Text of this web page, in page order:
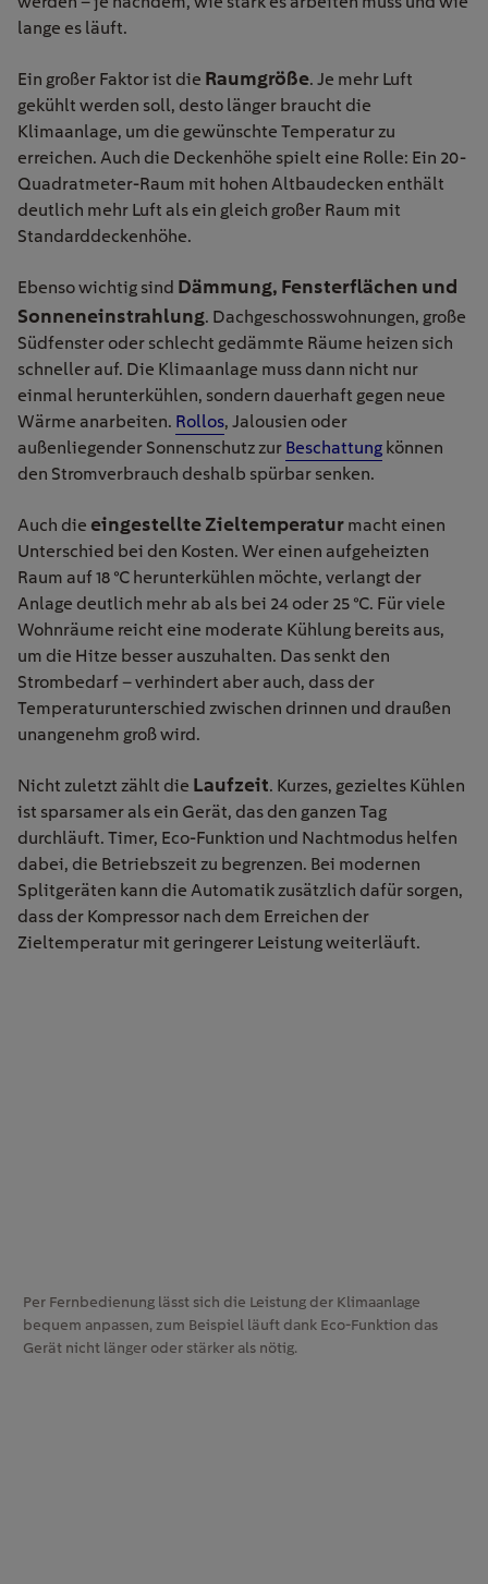
lange es läuft.
Ein großer Faktor ist die Raumgröße. Je mehr Luft
gekühlt werden soll, desto länger braucht die
Klimaanlage, um die gewünschte Temperatur zu
erreichen. Auch die Deckenhöhe spielt eine Rolle: Ein 20-
Quadratmeter-Raum mit hohen Altbaudecken enthält
deutlich mehr Luft als ein gleich großer Raum mit
Standarddeckenhöhe.
Ebenso wichtig sind Dämmung, Fensterflächen und
Sonneneinstrahlung. Dachgeschosswohnungen, große
Südfenster oder schlecht gedämmte Räume heizen sich
schneller auf. Die Klimaanlage muss dann nicht nur
einmal herunterkühlen, sondern dauerhaft gegen neue
Wärme anarbeiten. Rollos, Jalousien oder
außenliegender Sonnenschutz zur Beschattung können
den Stromverbrauch deshalb spürbar senken.
Auch die eingestellte Zieltemperatur macht einen
Unterschied bei den Kosten. Wer einen aufgeheizten
Raum auf 18 °C herunterkühlen möchte, verlangt der
Anlage deutlich mehr ab als bei 24 oder 25 °C. Für viele
Wohnräume reicht eine moderate Kühlung bereits aus,
um die Hitze besser auszuhalten. Das senkt den
Strombedarf – verhindert aber auch, dass der
Temperaturunterschied zwischen drinnen und draußen
unangenehm groß wird.
Nicht zuletzt zählt die Laufzeit. Kurzes, gezieltes Kühlen
ist sparsamer als ein Gerät, das den ganzen Tag
durchläuft. Timer, Eco-Funktion und Nachtmodus helfen
dabei, die Betriebszeit zu begrenzen. Bei modernen
Splitgeräten kann die Automatik zusätzlich dafür sorgen,
dass der Kompressor nach dem Erreichen der
Zieltemperatur mit geringerer Leistung weiterläuft.
Per Fernbedienung lässt sich die Leistung der Klimaanlage
bequem anpassen, zum Beispiel läuft dank Eco-Funktion das
Gerät nicht länger oder stärker als nötig.